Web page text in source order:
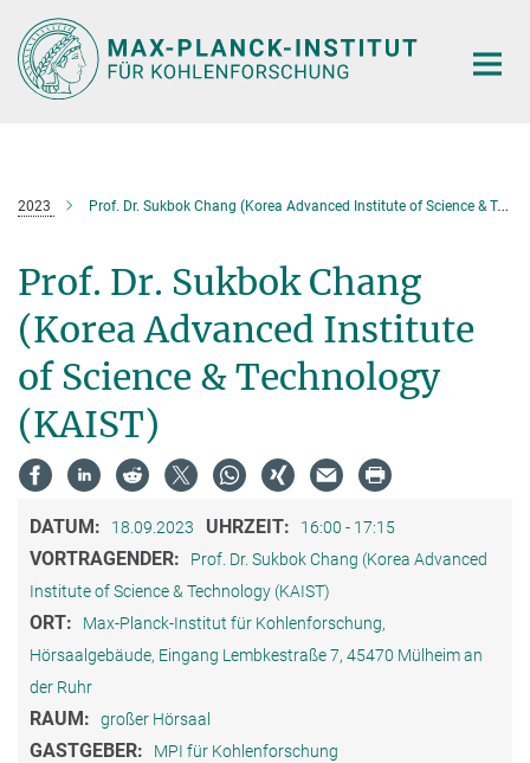
Hauptinhalt
2023 Prof. Dr. Sukbok Chang (Korea Advanced Institute of Science & Technology (KAIST)
Prof. Dr. Sukbok Chang
(Korea Advanced Institute
of Science & Technology
(KAIST)
DATUM: 18.09.2023 UHRZEIT: 16:00 - 17:15
VORTRAGENDER:
Prof. Dr. Sukbok Chang (Korea Advanced
Institute of Science & Technology (KAIST)
ORT:
Max-Planck-Institut für Kohlenforschung,
Hörsaalgebäude, Eingang Lembkestraße 7, 45470 Mülheim an
der Ruhr
RAUM: großer Hörsaal
GASTGEBER: MPI für Kohlenforschung